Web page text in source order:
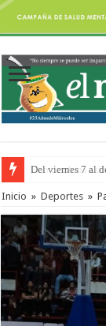
Del viernes 7 al
Inicio » Deportes »